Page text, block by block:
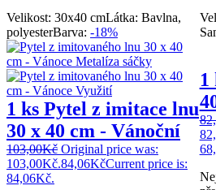
Velikost: 30x40 cmLátka: Bavlna,
polyesterBarva: -18%
1 ks Pytel z imitace lnu
30 x 40 cm - Vánoční
103,00Kč Original price was:
103,00Kč.84,06KčCurrent price is:
84,06Kč.
1